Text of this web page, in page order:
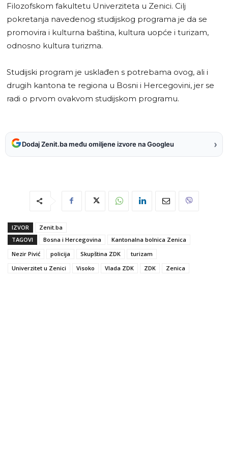
Filozofskom fakultetu Univerziteta u Zenici. Cilj
pokretanja navedenog studijskog programa je da se
promovira i kulturna baština, kultura uopće i turizam,
odnosno kultura turizma.
Studijski program je usklađen s potrebama ovog, ali i
drugih kantona te regiona u Bosni i Hercegovini, jer se
radi o prvom ovakvom studijskom programu.
Dodaj Zenit.ba među omiljene izvore na Googleu ›
IZVOR
Zenit.ba
TAGOVI
Bosna i Hercegovina
Kantonalna bolnica Zenica
Nezir Pivić
policija Skupština ZDK
turizam
Univerzitet u Zenici
Visoko Vlada ZDK ZDK Zenica